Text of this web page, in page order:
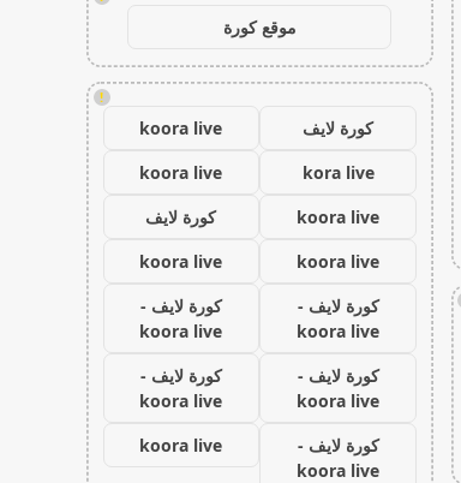
موقع كورة
!
كورة لايف
koora live
kora live
koora live
koora live
كورة لايف
koora live
koora live
كورة لايف -
koora live
كورة لايف -
koora live
كورة لايف -
koora live
كورة لايف -
koora live
كورة لايف -
koora live
koora live